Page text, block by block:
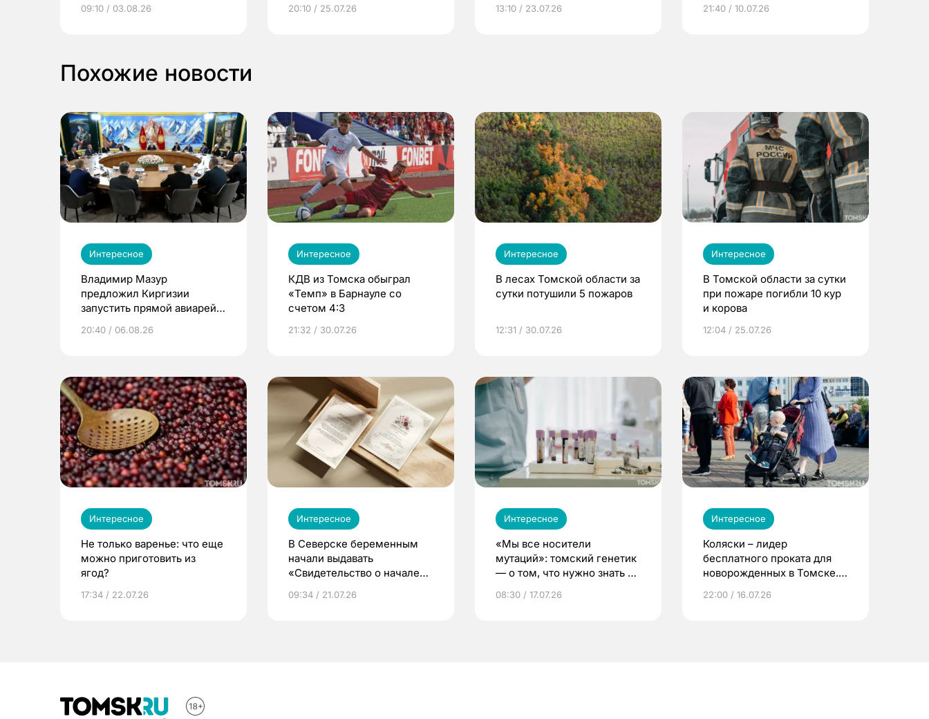
выиграть призы
09:10 / 03.08.26 20:10 / 25.07.26
по ОМС!
13:10 / 23.07.26 21:40 / 10.07.26
Похожие новости
Интересное
Владимир Мазур
предложил Киргизии
запустить прямой авиарейс
20:40 / 06.08.26
Интересное
КДВ из Томска обыграл
«Темп» в Барнауле со
счетом 4:3
21:32 / 30.07.26
Интересное
В лесах Томской области за
сутки потушили 5 пожаров
12:31 / 30.07.26
Интересное
В Томской области за сутки
при пожаре погибли 10 кур
и корова
12:04 / 25.07.26
Интересное
Не только варенье: что еще
можно приготовить из
ягод?
17:34 / 22.07.26
Интересное
В Северске беременным
начали выдавать
«Свидетельство о начале
09:34 / 21.07.26
Интересное
«Мы все носители
мутаций»: томский генетик
— о том, что нужно знать до
08:30 / 17.07.26
Интересное
Коляски – лидер
бесплатного проката для
новорожденных в Томске.
22:00 / 16.07.26